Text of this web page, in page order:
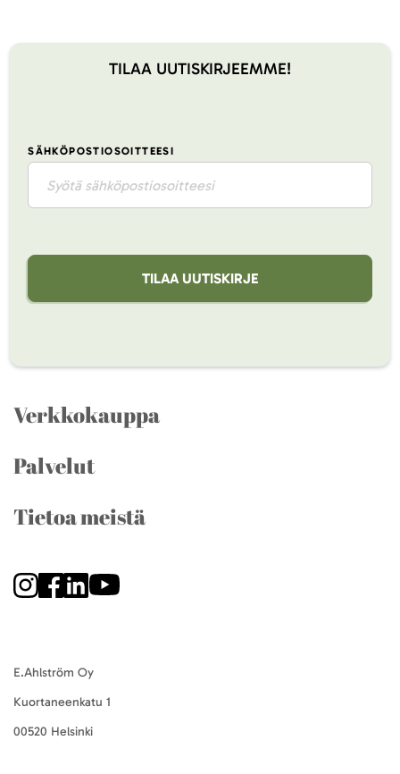
TILAA UUTISKIRJEEMME!
SÄHKÖPOSTIOSOITTEESI
TILAA UUTISKIRJE
Verkkokauppa
Palvelut
Tietoa meistä
E.Ahlström Oy
Kuortaneenkatu 1
00520 Helsinki